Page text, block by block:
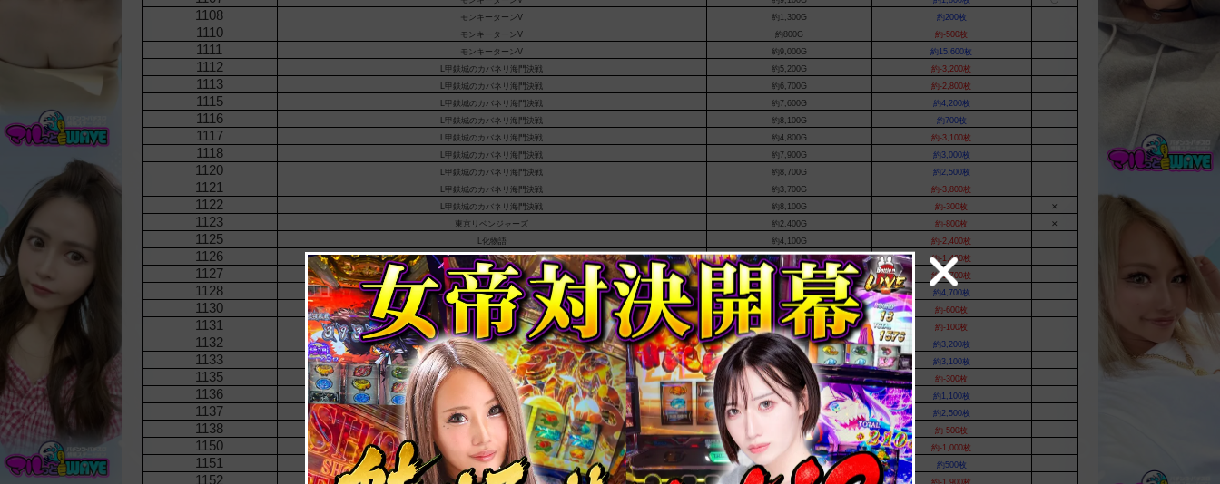
1108 モンキーターンV 約1,300G 約200枚
1110 モンキーターンV 約800G 約-500枚
1111 モンキーターンV 約9,000G 約15,600枚
1112 L甲鉄城のカバネリ海門決戦 約5,200G 約-3,200枚
1113 L甲鉄城のカバネリ海門決戦 約6,700G 約-2,800枚
1115 L甲鉄城のカバネリ海門決戦 約7,600G 約4,200枚
1116 L甲鉄城のカバネリ海門決戦 約8,100G 約700枚
1117 L甲鉄城のカバネリ海門決戦 約4,800G 約-3,100枚
1118 L甲鉄城のカバネリ海門決戦 約7,900G 約3,000枚
1120 L甲鉄城のカバネリ海門決戦 約8,700G 約2,500枚
1121 L甲鉄城のカバネリ海門決戦 約3,700G 約-3,800枚
1122 L甲鉄城のカバネリ海門決戦 約8,100G 約-300枚 ✕
1123 東京リベンジャーズ 約2,400G 約-800枚 ✕
1125 L化物語 約4,100G 約-2,400枚
1126 東京リベンジャーズ 約1,100G 約-1,400枚
1127 東京リベンジャーズ 約2,900G 約-1,700枚
1128 東京リベンジャーズ 約4,400G 約4,700枚
1130 東京リベンジャーズ 約2,100G 約-600枚
1131 東京リベンジャーズ 約1,000G 約-100枚
1132 東京リベンジャーズ 約1,200G 約3,200枚
1133 東京リベンジャーズ 約5,200G 約3,100枚
1135 東京リベンジャーズ 約500G 約-300枚
1136 モンキーターンV 約8,300G 約1,100枚
1137 モンキーターンV 約4,900G 約2,500枚
1138 モンキーターンV 約1,600G 約-500枚
1150 モンキーターンV 約-1,000枚
1151 モンキーターンV 約1,000G 約500枚
1152 モンキーターンV 約5,900G 約-1,900枚